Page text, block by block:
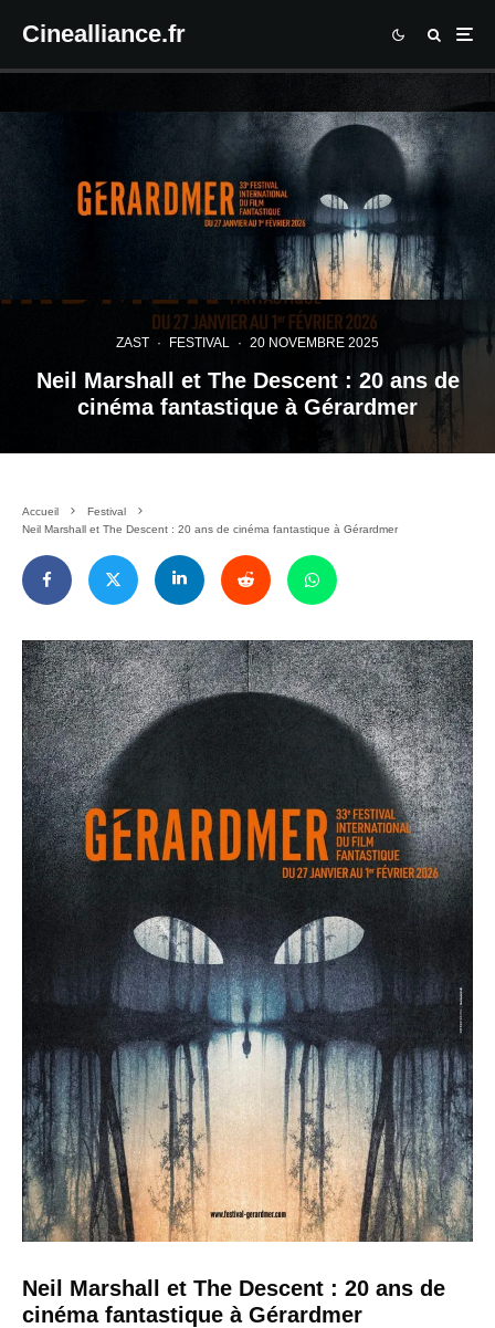
Cinealliance.fr
ZAST · FESTIVAL · 20 NOVEMBRE 2025
Neil Marshall et The Descent : 20 ans de
cinéma fantastique à Gérardmer
Accueil
Festival
Neil Marshall et The Descent : 20 ans de cinéma fantastique à Gérardmer
Neil Marshall et The Descent : 20 ans de
cinéma fantastique à Gérardmer